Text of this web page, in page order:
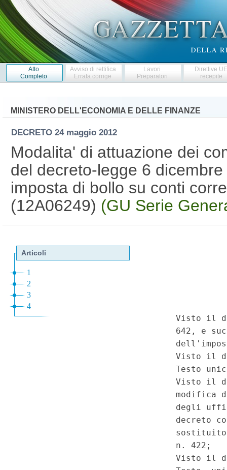
Atto
Completo
Avviso di rettifica
Errata corrige
Lavori
Preparatori
Direttive
recepite
MINISTERO DELL'ECONOMIA E DELLE FINANZE
DECRETO 24 maggio 2012
Modalita' di attuazione dei
del decreto-legge 6
imposta di bollo su conti
(12A06249) (GU Serie